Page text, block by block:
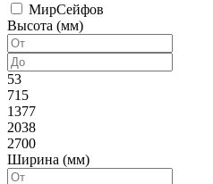
МирСейфов
Высота (мм)
53
715
1377
2038
2700
Ширина (мм)